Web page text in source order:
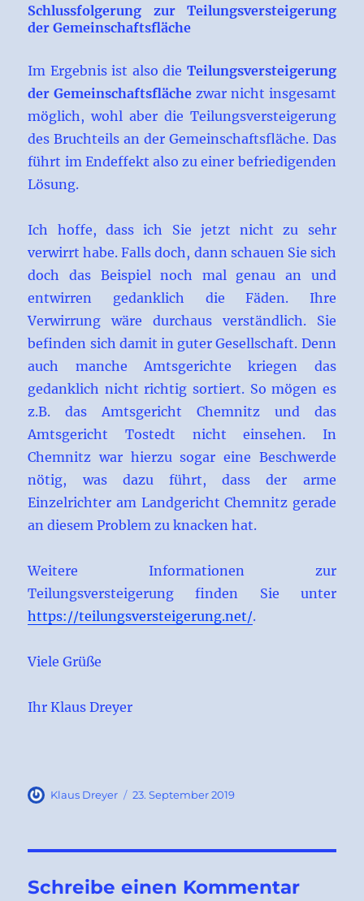
Schlussfolgerung zur Teilungsversteigerung
der Gemeinschaftsfläche
Im Ergebnis ist also die Teilungsversteigerung
der Gemeinschaftsfläche zwar nicht insgesamt
möglich, wohl aber die Teilungsversteigerung
des Bruchteils an der Gemeinschaftsfläche. Das
führt im Endeffekt also zu einer befriedigenden
Lösung.
Ich hoffe, dass ich Sie jetzt nicht zu sehr
verwirrt habe. Falls doch, dann schauen Sie sich
doch das Beispiel noch mal genau an und
entwirren gedanklich die Fäden. Ihre
Verwirrung wäre durchaus verständlich. Sie
befinden sich damit in guter Gesellschaft. Denn
auch manche Amtsgerichte kriegen das
gedanklich nicht richtig sortiert. So mögen es
z.B. das Amtsgericht Chemnitz und das
Amtsgericht Tostedt nicht einsehen. In
Chemnitz war hierzu sogar eine Beschwerde
nötig, was dazu führt, dass der arme
Einzelrichter am Landgericht Chemnitz gerade
an diesem Problem zu knacken hat.
Weitere Informationen zur
Teilungsversteigerung finden Sie unter
https://teilungsversteigerung.net/.
Viele Grüße
Ihr Klaus Dreyer
Autor
Klaus Dreyer
Veröffentlicht
23. September 2019
Schreibe einen Kommentar